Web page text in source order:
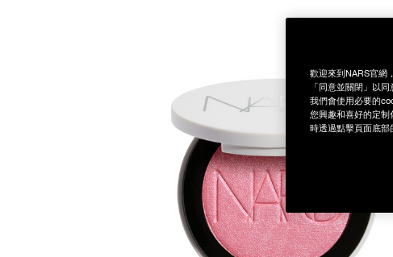
歡迎來到NARS官網
「同意並關閉」以
我們會使用必要的
您興趣和喜好的定制
時透過點擊頁面底部